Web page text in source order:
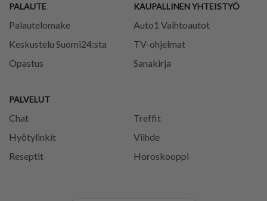
PALAUTE
Palautelomake
Keskustelu Suomi24:sta
Opastus
PALVELUT
Chat
Treffit
Hyötylinkit
Viihde
Reseptit
Horoskooppi
KAUPALLINEN YHTEISTYÖ
Auto1 Vaihtoautot
TV-ohjelmat
Sanakirja